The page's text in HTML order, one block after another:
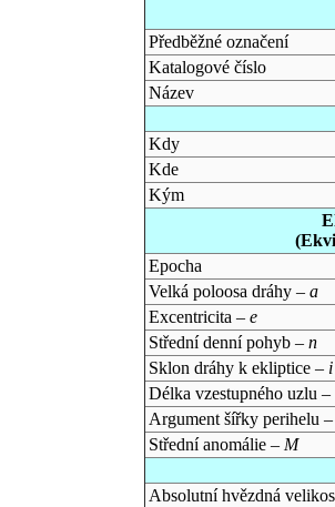
Předběžné označení
Katalogové číslo
Název
Kdy
Kde
Kým
Epocha
Velká poloosa dráhy – a
Excentricita – e
Střední denní pohyb – n
Sklon dráhy k ekliptice – i
Délka vzestupného uzlu –
Argument šířky perihelu
Střední anomálie – M
Absolutní hvězdná